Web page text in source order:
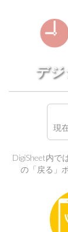
デ
現
DigiSheet内で
の「戻る」